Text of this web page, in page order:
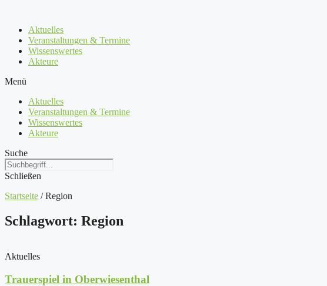
springenAktuelles
Veranstaltungen & Termine
Wissenswertes
Akteure
Menü
Aktuelles
Veranstaltungen & Termine
Wissenswertes
Akteure
Suche
Schließen
Startseite /Region
Schlagwort: Region
Aktuelles
Trauerspiel in Oberwiesenthal